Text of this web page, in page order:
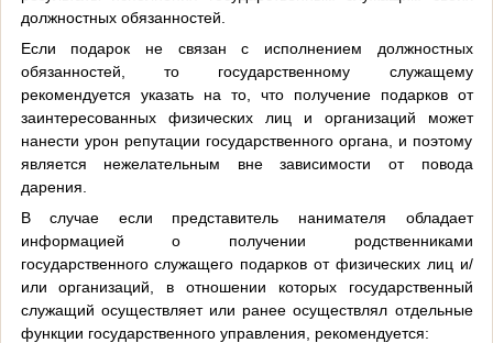
должностных обязанностей.
Если подарок не связан с исполнением должностных
обязанностей, то государственному служащему
рекомендуется указать на то, что получение подарков от
заинтересованных физических лиц и организаций может
нанести урон репутации государственного органа, и поэтому
является нежелательным вне зависимости от повода
дарения.
В случае если представитель нанимателя обладает
информацией о получении родственниками
государственного служащего подарков от физических лиц и/
или организаций, в отношении которых государственный
служащий осуществляет или ранее осуществлял отдельные
функции государственного управления, рекомендуется: